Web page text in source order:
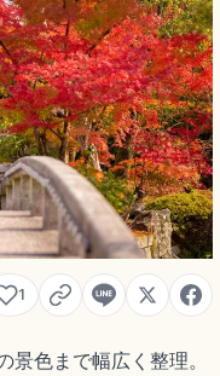
1
色まで幅広く整理。